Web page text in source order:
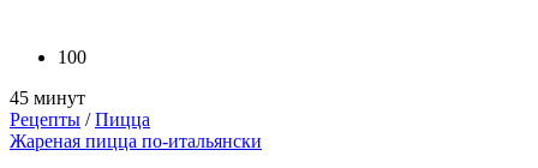
100
45 минут
Рецепты /Пицца
Жареная пицца по-итальянски